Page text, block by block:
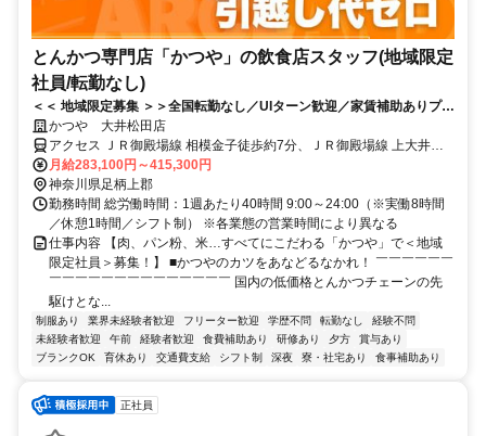
とんかつ専門店「かつや」の飲食店スタッフ(地域限定
社員/転勤なし)
＜＜ 地域限定募集 ＞＞全国転勤なし／UIターン歓迎／家賃補助ありプラ
イム上場の安定経営で、地元で長く働きたいあなたに！
かつや 大井松田店
アクセス ＪＲ御殿場線 相模金子徒歩約7分、ＪＲ御殿場線 上大井徒
歩約16分、小田急小田原線 新松田南口徒歩約28分
月給283,100円～415,300円
神奈川県足柄上郡
勤務時間 総労働時間：1週あたり40時間 9:00～24:00（※実働8時間
／休憩1時間／シフト制） ※各業態の営業時間により異なる
仕事内容 【肉、パン粉、米…すべてにこだわる「かつや」で＜地域
限定社員＞募集！】 ■かつやのカツをあなどるなかれ！ ￣￣￣￣￣￣
￣￣￣￣￣￣￣￣￣￣￣￣￣￣ 国内の低価格とんかつチェーンの先
駆けとな...
制服あり 業界未経験者歓迎 フリーター歓迎 学歴不問 転勤なし
経験不問
未経験者歓迎
午前 経験者歓迎 食費補助あり 研修あり 夕方
賞与あり
ブランクOK
育休あり 交通費支給 シフト制 深夜 寮・社宅あり 食事補助あり
正社員